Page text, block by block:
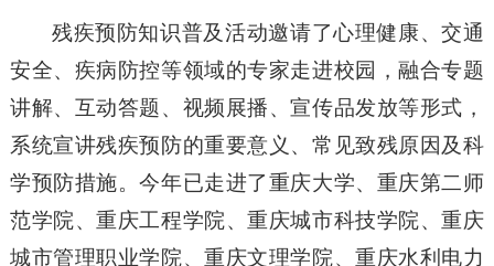
残疾预防知识普及活动邀请了心理健康、交通
安全、疾病防控等领域的专家走进校园，融合专题
讲解、互动答题、视频展播、宣传品发放等形式，
系统宣讲残疾预防的重要意义、常见致残原因及科
学预防措施。今年已走进了重庆大学、重庆第二师
范学院、重庆工程学院、重庆城市科技学院、重庆
城市管理职业学院、重庆文理学院、重庆水利电力